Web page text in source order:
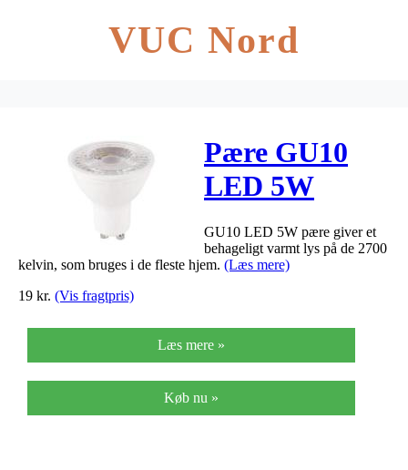
VUC Nord
Pære GU10
LED 5W
2700k
GU10 LED 5W pære giver et
behageligt varmt lys på de 2700
kelvin, som bruges i de fleste hjem. (Læs mere)
19 kr. (Vis fragtpris)
Læs mere »
Køb nu »